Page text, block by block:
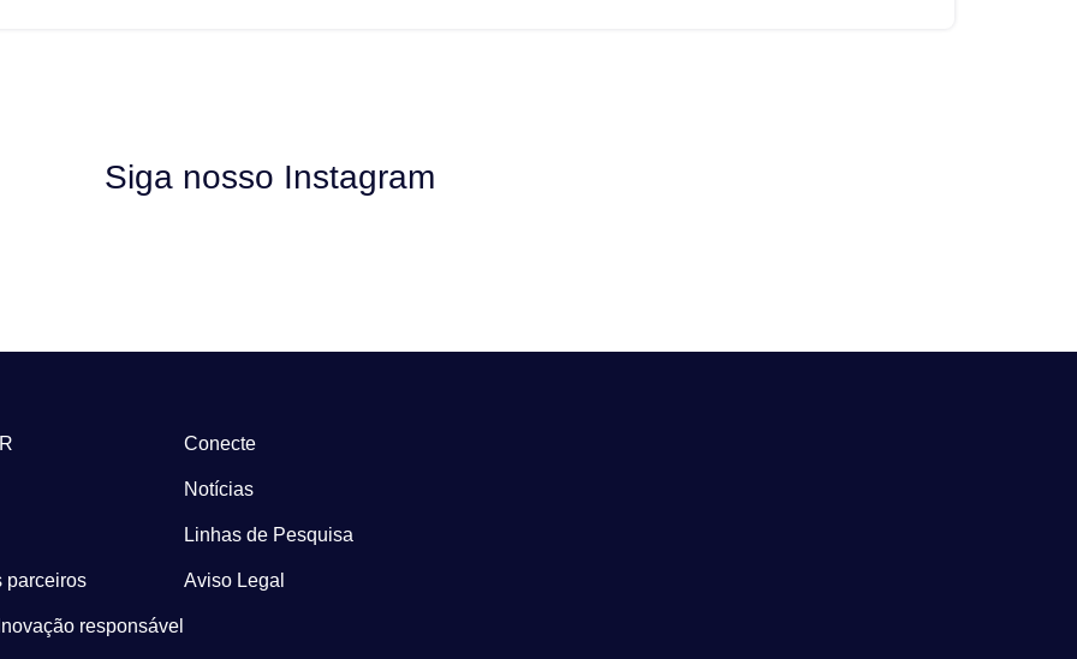
Siga nosso Instagram
parceiros
responsável
Conecte
Notícias
Linhas de Pesquisa
Aviso Legal